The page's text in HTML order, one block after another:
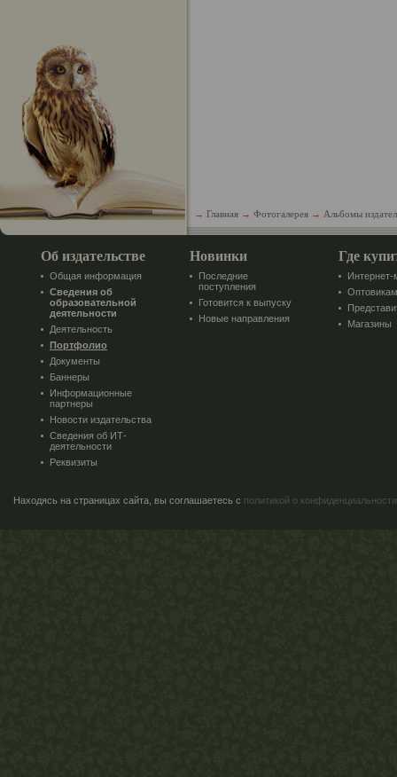
→ Главная → Фотогалерея → Альбомы
Об издательстве
Общая информация
Сведения об
образовательной
деятельности
Деятельность
Портфолио
Документы
Баннеры
Информационные
партнеры
Новости издательства
Сведения об ИТ-
деятельности
Реквизиты
Новинки
Последние
поступления
Готовится к выпуску
Новые направления
Где
Интернет-
Оптовикам
Магазины
Находясь на страницах сайта, вы соглашаетесь с политикой о конфиденциальности